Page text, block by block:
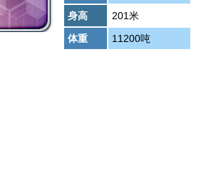
身高
201米
体重
11200吨